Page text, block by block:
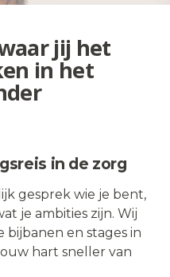
jij het
in het
in de zorg
gesprek wie je bent,
je ambities zijn. Wij
bijbanen en stages in
hart sneller van